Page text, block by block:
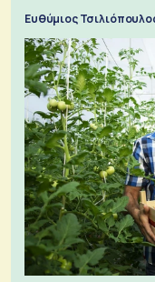
Ευθύμιος